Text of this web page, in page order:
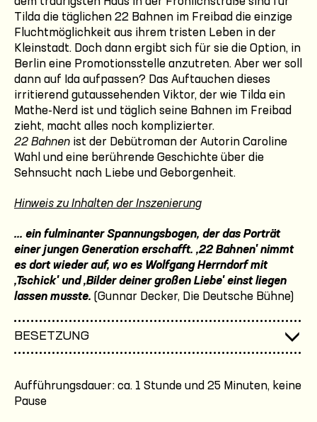
Tilda die täglichen 22 Bahnen im Freibad die einzige
Fluchtmöglichkeit aus ihrem tristen Leben in der
Kleinstadt. Doch dann ergibt sich für sie die Option, in
Berlin eine Promotionsstelle anzutreten. Aber wer soll
dann auf Ida aufpassen? Das Auftauchen dieses
irritierend gutaussehenden Viktor, der wie Tilda ein
Mathe-Nerd ist und täglich seine Bahnen im Freibad
zieht, macht alles noch komplizierter.
22 Bahnen ist der Debütroman der Autorin Caroline
Wahl und eine berührende Geschichte über die
Sehnsucht nach Liebe und Geborgenheit.
Hinweis zu Inhalten der Inszenierung
... ein fulminanter Spannungsbogen, der das Porträt
einer jungen Generation erschafft. ,22 Bahnen' nimmt
es dort wieder auf, wo es Wolfgang Herrndorf mit
,Tschick' und ,Bilder deiner großen Liebe' einst liegen
lassen musste. (Gunnar Decker, Die Deutsche Bühne)
BESETZUNG
Aufführungsdauer: ca. 1 Stunde und 25 Minuten, keine
Pause